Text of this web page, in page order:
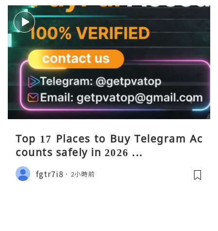
Top 17 Places to Buy Telegram Ac
counts safely in 2026 ...
fgtr7i8 2小時前